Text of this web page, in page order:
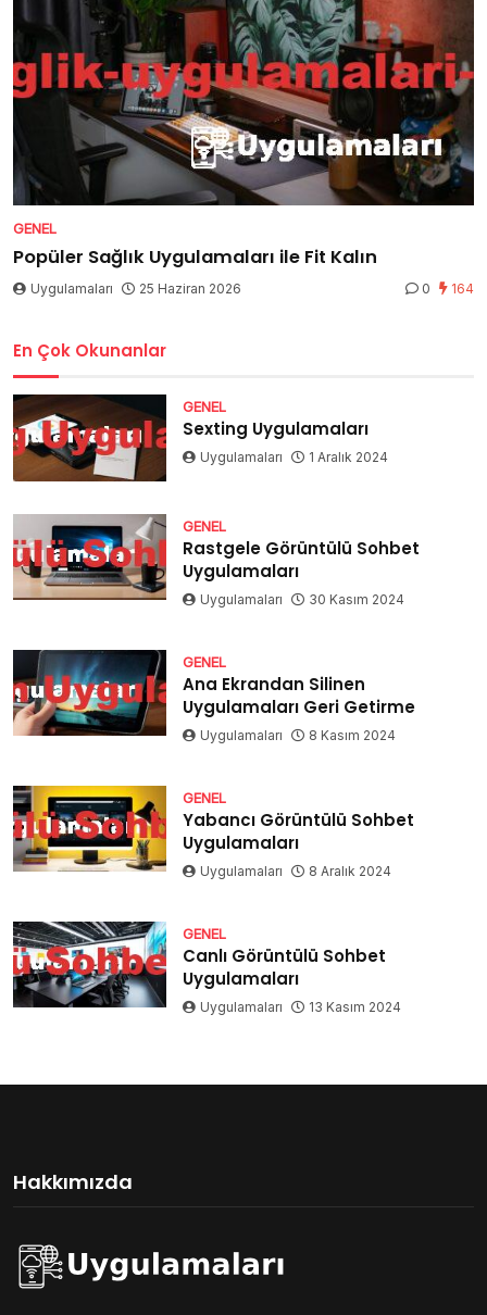
GENEL
Popüler Sağlık Uygulamaları ile Fit Kalın
Uygulamaları 25 Haziran 2026 0 164
En Çok Okunanlar
GENEL
Sexting Uygulamaları
Uygulamaları 1 Aralık 2024
GENEL
Rastgele Görüntülü Sohbet
Uygulamaları
Uygulamaları 30 Kasım 2024
GENEL
Ana Ekrandan Silinen
Uygulamaları Geri Getirme
Uygulamaları 8 Kasım 2024
GENEL
Yabancı Görüntülü Sohbet
Uygulamaları
Uygulamaları 8 Aralık 2024
GENEL
Canlı Görüntülü Sohbet
Uygulamaları
Uygulamaları 13 Kasım 2024
Hakkımızda